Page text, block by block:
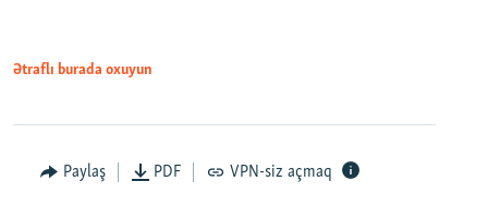
Ətraflı burada oxuyun
Paylaş PDF VPN-siz açmaq